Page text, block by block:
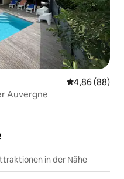
4,86 (88)
Auvergne
in der Nähe